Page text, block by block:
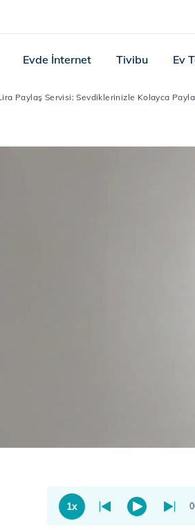
Evde İnternet Tivibu Ev
Paylaş Servisi: Sevdiklerinizle Kolayca
1x